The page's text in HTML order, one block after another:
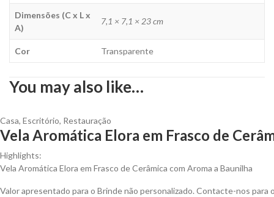
Dimensões (C x L x
A)
7,1 × 7,1 × 23 cm
Cor Transparente
You may also like…
Casa, Escritório, Restauração
Vela Aromática Elora em Frasco de
Highlights:
Vela Aromática Elora em Frasco de Cerâmica com Aroma a Baunilha
Valor apresentado para o Brinde não personalizado. Contacte-nos para